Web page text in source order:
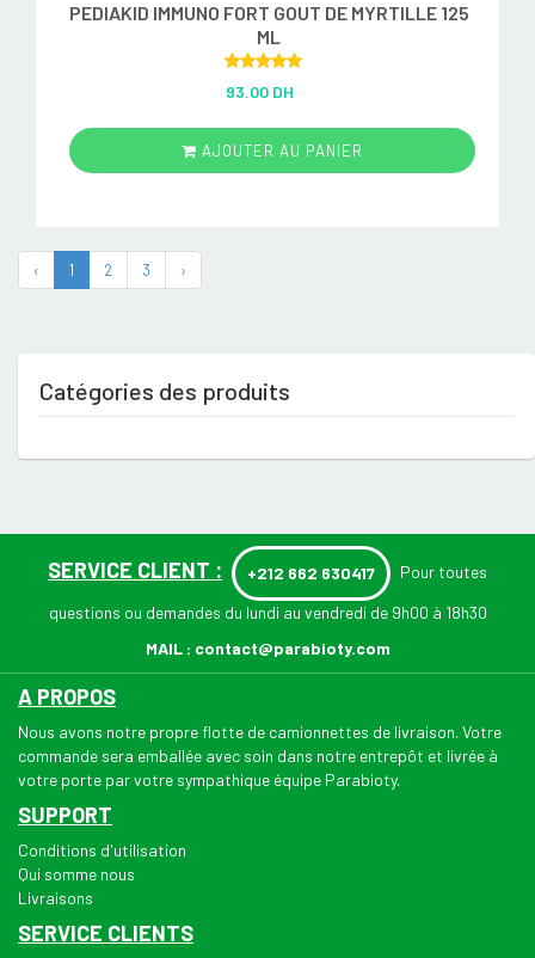
PEDIAKID IMMUNO FORT GOUT DE MYRTILLE 125
ML
out of 5
93.00 DH
AJOUTER AU PANIER
‹ 1 2 3 ›
Catégories des produits
SERVICE CLIENT : +212 662 630417 Pour toutes
questions ou demandes du lundi au vendredi de 9h00 à 18h30
MAIL : contact@parabioty.com
A PROPOS
Nous avons notre propre flotte de camionnettes de livraison. Votre
commande sera emballée avec soin dans notre entrepôt et livrée à
votre porte par votre sympathique équipe Parabioty.
SUPPORT
Conditions d'utilisation
Qui somme nous
Livraisons
SERVICE CLIENTS